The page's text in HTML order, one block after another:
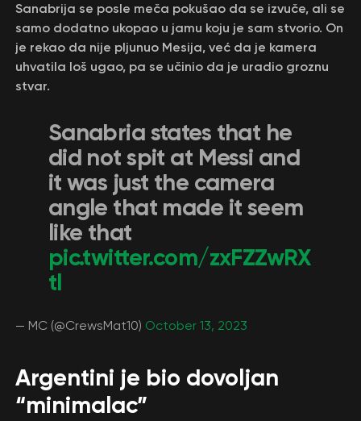
Sanabrija se posle meča pokušao da se izvuče, ali se
samo dodatno ukopao u jamu koju je sam stvorio. On
je rekao da nije pljunuo Mesija, već da je kamera
uhvatila loš ugao, pa se učinio da je uradio groznu
stvar.
Sanabria states that he
did not spit at Messi and
it was just the camera
angle that made it seem
like that
pic.twitter.com/zxFZZwRX
tl
— MC (@CrewsMat10) October 13, 2023
Argentini je bio dovoljan
“minimalac”